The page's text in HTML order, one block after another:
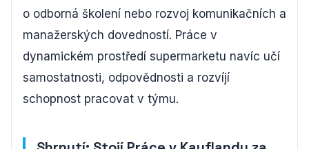
o odborná školení nebo rozvoj komunikačních a
manažerských dovedností. Práce v
dynamickém prostředí supermarketu navíc učí
samostatnosti, odpovědnosti a rozvíjí
schopnost pracovat v týmu.